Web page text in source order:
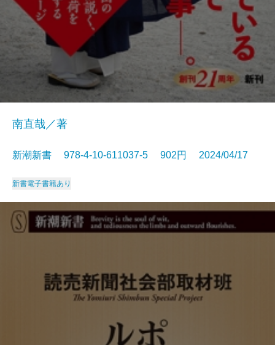
南直哉／著
新潮新書 978-4-10-611037-5 902円 2024/04/17
新書電子書籍あり